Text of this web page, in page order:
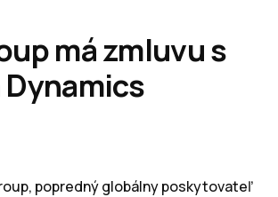
Prieskum trhu
Kontakt
má zmluvu s
popredný globálny poskytovateľ